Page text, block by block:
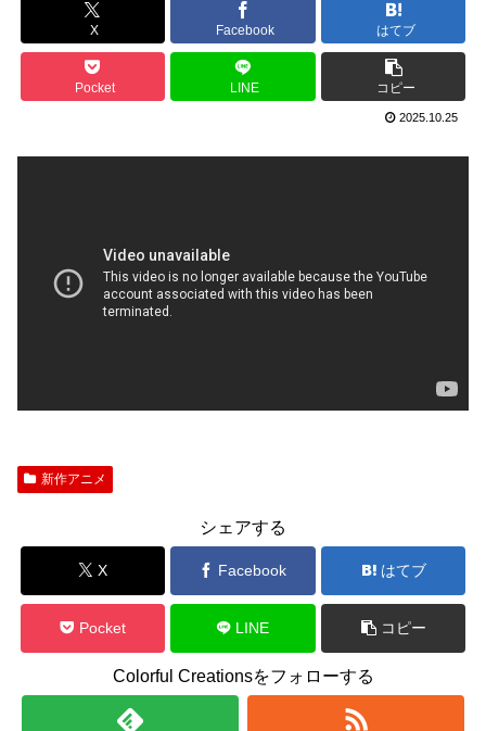
X Facebook はてブ
Pocket LINE コピー
2025.10.25
新作アニメ
シェアする
X Facebook はてブ
Pocket LINE コピー
Colorful Creationsをフォローする